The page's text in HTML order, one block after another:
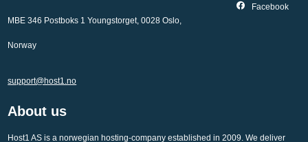
MBE 346 Postboks 1 Youngstorget, 0028 Oslo,
Norway
support@host1.no
Facebook
About us
Host1 AS is a norwegian hosting-company established in 2009. We deliver